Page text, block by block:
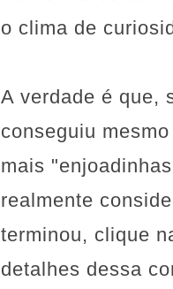
o clima de
A verdade é que,
conseguiu
mais
realmente
terminou, clique
detalhes dessa